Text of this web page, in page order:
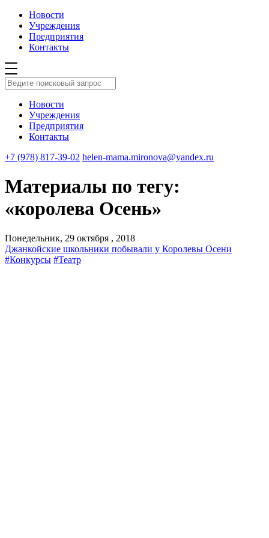
Новости
Учреждения
Предприятия
Контакты
Новости
Учреждения
Предприятия
Контакты
+7 (978) 817-39-02 helen-mama.mironova@yandex.ru
Материалы по тегу:
«королева Осень»
Понедельник, 29 октября , 2018
Джанкойские школьники побывали у Королевы Осени
#Конкурсы #Театр